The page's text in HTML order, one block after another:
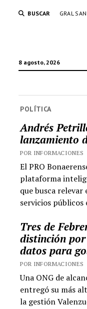
BUSCAR GRAL
8 agosto, 2026
POLÍTICA
Andrés
lanzamiento
POR INFORMACIONES
El PRO
plataforma
que busca relevar
servicios
Tres de
distinción por
datos para
POR INFORMACIONES
Una ONG de
entregó su más
la gestión